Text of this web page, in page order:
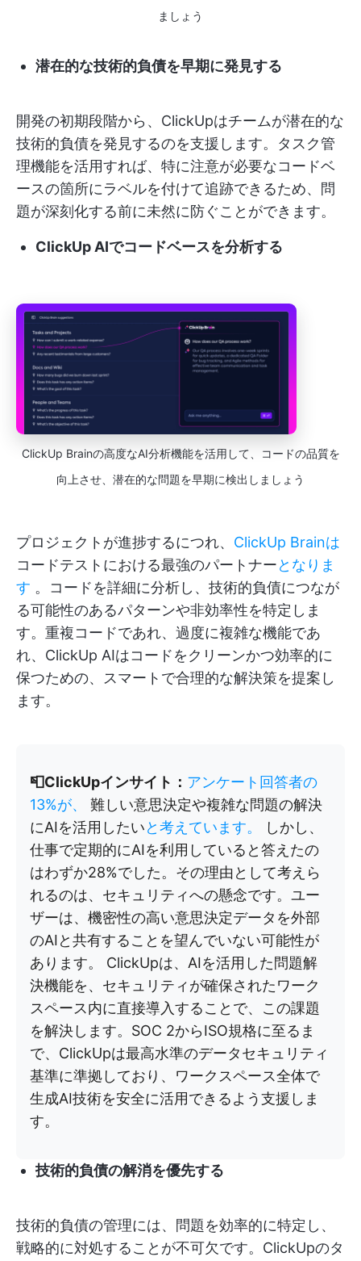
ましょう
潜在的な技術的負債を早期に発見する
開発の初期段階から、ClickUpはチームが潜在的な
技術的負債を発見するのを支援します。タスク管
理機能を活用すれば、特に注意が必要なコードベ
ースの箇所にラベルを付けて追跡できるため、問
題が深刻化する前に未然に防ぐことができます。
ClickUp AIでコードベースを分析する
ClickUp Brainの高度なAI分析機能を活用して、コードの品質を
向上させ、潜在的な問題を早期に検出しましょう
プロジェクトが進捗するにつれ、 ClickUp Brainは
コードテストにおける最強のパートナーとなりま
す 。コードを詳細に分析し、技術的負債につなが
る可能性のあるパターンや非効率性を特定しま
す。重複コードであれ、過度に複雑な機能であ
れ、ClickUp AIはコードをクリーンかつ効率的に
保つための、スマートで合理的な解決策を提案し
ます。
📮ClickUpインサイト： アンケート回答者の
13%が、 難しい意思決定や複雑な問題の解決
にAIを活用したいと考えています。
しかし、
仕事で定期的にAIを利用していると答えたの
はわずか28%でした。その理由として考えら
れるのは、セキュリティへの懸念です。ユー
ザーは、機密性の高い意思決定データを外部
のAIと共有することを望んでいない可能性が
あります。 ClickUpは、AIを活用した問題解
決機能を、セキュリティが確保されたワーク
スペース内に直接導入することで、この課題
を解決します。SOC 2からISO規格に至るま
で、ClickUpは最高水準のデータセキュリティ
基準に準拠しており、ワークスペース全体で
生成AI技術を安全に活用できるよう支援しま
す。
技術的負債の解消を優先する
技術的負債の管理には、問題を効率的に特定し、
戦略的に対処することが不可欠です。ClickUpのタ